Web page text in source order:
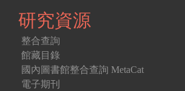
研究資源
整合查詢
館藏目錄
國內圖書館整合查詢 MetaCat
電子期刊